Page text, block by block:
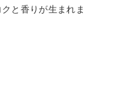
と香りが生まれま